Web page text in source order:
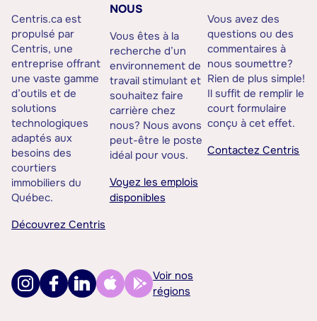
Centris.ca est
propulsé par
Centris, une
entreprise offrant
une vaste gamme
d’outils et de
solutions
technologiques
adaptés aux
besoins des
courtiers
immobiliers du
Québec.
Découvrez Centris
NOUS
Vous êtes à la
recherche d’un
environnement de
travail stimulant et
souhaitez faire
carrière chez
nous? Nous avons
peut-être le poste
idéal pour vous.
Voyez les emplois
disponibles
Vous avez des
questions ou des
commentaires à
nous soumettre?
Rien de plus simple!
Il suffit de remplir le
court formulaire
conçu à cet effet.
Contactez Centris
Voir nos
régions